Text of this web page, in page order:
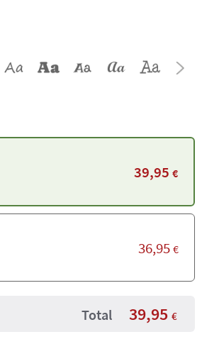
39,95 €
36,95 €
Total 39,95 €